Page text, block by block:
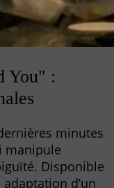
You" :
minutes
manipule
Disponible
d’un